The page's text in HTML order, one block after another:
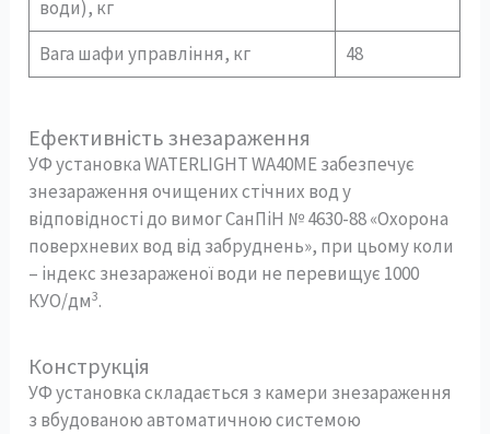
води), кг
Вага шафи управління, кг 48
Ефективність знезараження
УФ установка WATERLIGHT WA40ME забезпечує
знезараження очищених стічних вод у
відповідності до вимог СанПіН № 4630-88 «Охорона
поверхневих вод від забруднень», при цьому коли
– індекс знезараженої води не перевищує 1000
КУО/дм3.
Конструкція
УФ установка складається з камери знезараження
з вбудованою автоматичною системою